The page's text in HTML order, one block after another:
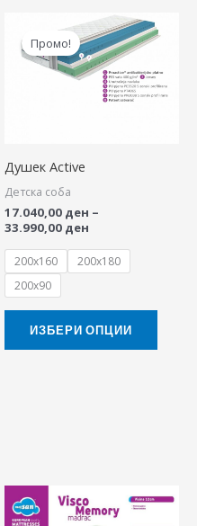
Промо!
Душек Active
Детска соба
17.040,00 ден –
33.990,00 ден
Price
range:
17.040,00 ден
through
33.990,00 ден
200x160
200x180
200x90
ИЗБЕРИ ОПЦИИ
has